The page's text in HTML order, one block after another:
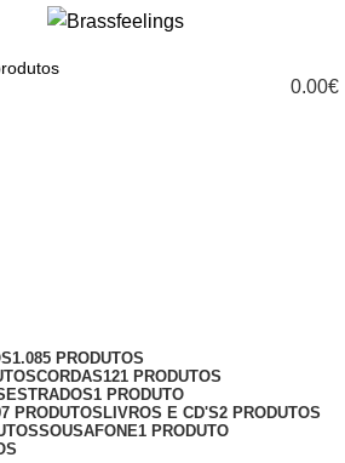
0.00€
1.085 PRODUTOS
CORDAS121 PRODUTOS
ESTRADOS1 PRODUTO
PRODUTOS LIVROS E CD'S2 PRODUTOS
SOUSAFONE1 PRODUTO